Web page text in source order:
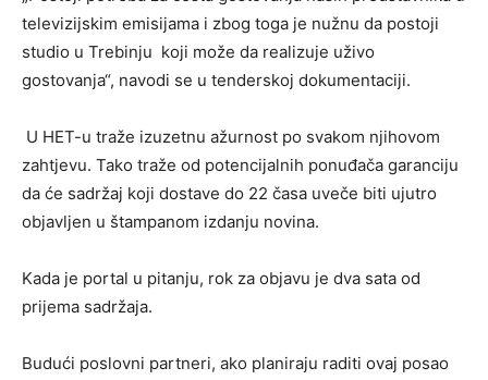
televizijskim emisijama i zbog toga je nužnu da postoji
studio u Trebinju koji može da realizuje uživo
gostovanja“, navodi se u tenderskoj dokumentaciji.
U HET-u traže izuzetnu ažurnost po svakom njihovom
zahtjevu. Tako traže od potencijalnih ponuđača garanciju
da će sadržaj koji dostave do 22 časa uveče biti ujutro
objavljen u štampanom izdanju novina.
Kada je portal u pitanju, rok za objavu je dva sata od
prijema sadržaja.
Budući poslovni partneri, ako planiraju raditi ovaj posao